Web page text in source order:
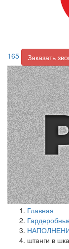
165
Главная
штанги в